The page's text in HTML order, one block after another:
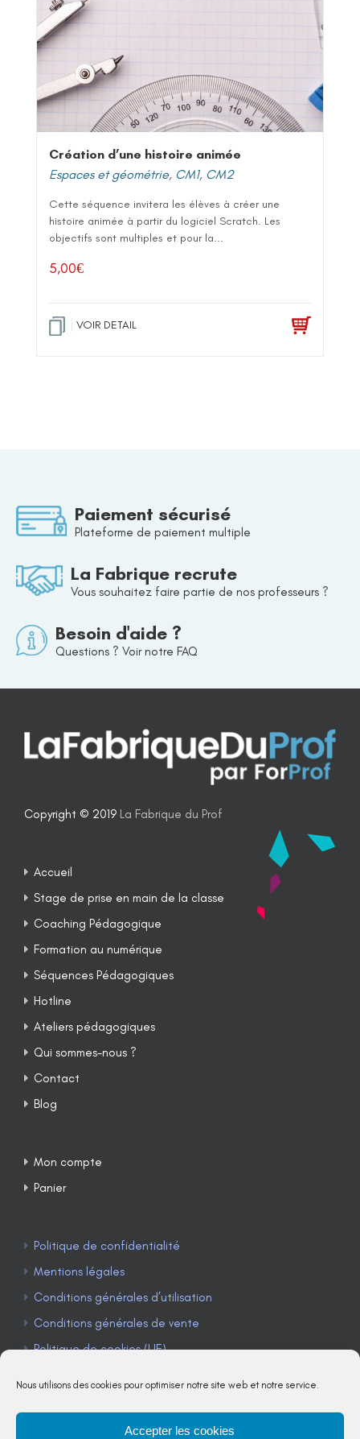
Nous utilisons des cookies pour optimiser notre site web et notre service.
Accepter les cookies
Création d’une histoire animée
Espaces et géométrie, CM1, CM2
Cette séquence invitera les élèves à créer une
histoire animée à partir du logiciel Scratch. Les
objectifs sont multiples et pour la...
5,00€
VOIR DETAIL
Paiement sécurisé
Plateforme de paiement multiple
La Fabrique recrute
Vous souhaitez faire partie de nos professeurs ?
Besoin d'aide ?
Questions ? Voir notre FAQ
Copyright © 2019 La Fabrique du Prof
Accueil
Stage de prise en main de la classe
Coaching Pédagogique
Formation au numérique
Séquences Pédagogiques
Hotline
Ateliers pédagogiques
Qui sommes-nous ?
Contact
Blog
Mon compte
Panier
Politique de confidentialité
Mentions légales
Conditions générales d’utilisation
Conditions générales de vente
Politique de cookies (UE)